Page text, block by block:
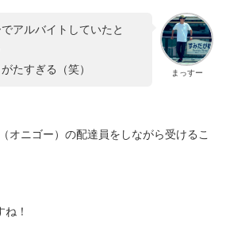
まっすー
アルバイトしていたと
たすぎる（笑）
オニゴー）の配達員をしながら受けるこ
！